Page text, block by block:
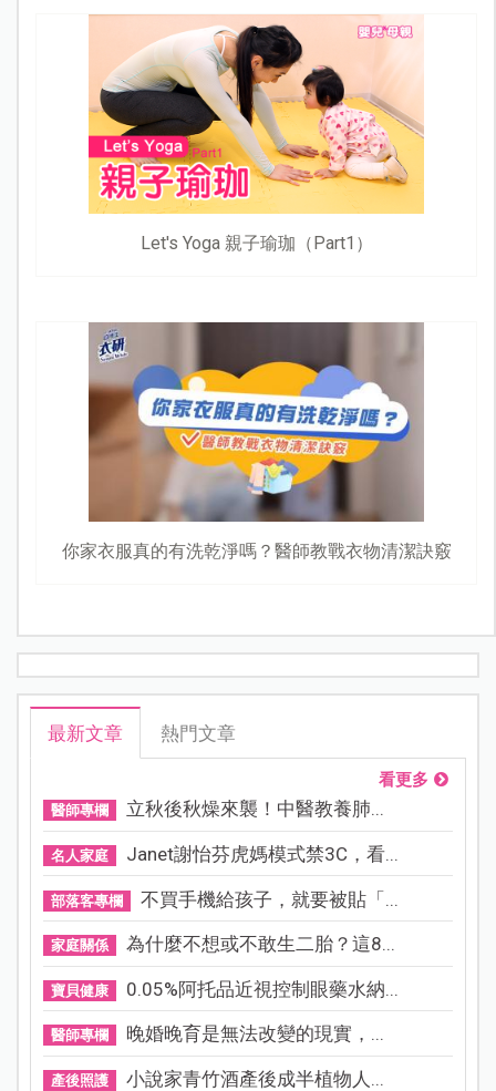
Let's Yoga 親子瑜珈（Part1）
你家衣服真的有洗乾淨嗎？醫師教戰衣物清潔訣竅
最新文章 熱門文章
看更多
醫師專欄 立秋後秋燥來襲！中醫教養肺...
名人家庭 Janet謝怡芬虎媽模式禁3C，看...
部落客專欄 不買手機給孩子，就要被貼「...
家庭關係 為什麼不想或不敢生二胎？這8...
寶貝健康 0.05%阿托品近視控制眼藥水納...
醫師專欄 晚婚晚育是無法改變的現實，...
產後照護 小說家青竹酒產後成半植物人...